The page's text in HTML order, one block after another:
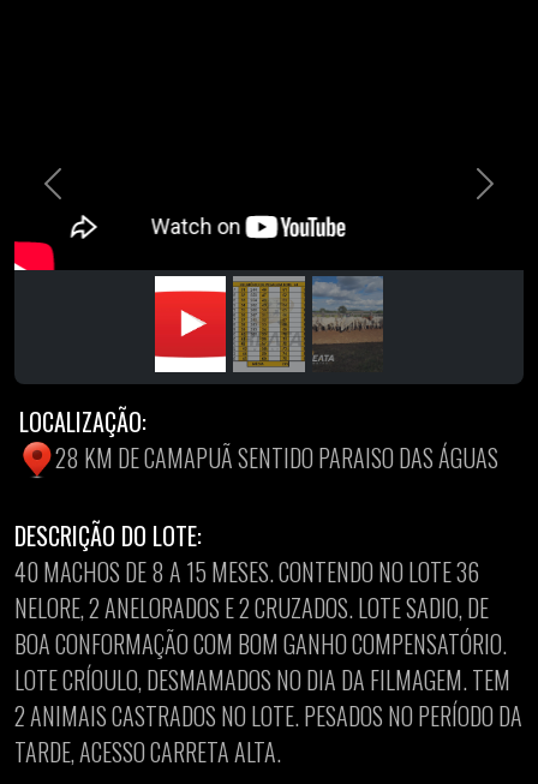
Previous Next
LOCALIZAÇÃO:
28 KM DE CAMAPUÃ SENTIDO PARAISO DAS ÁGUAS
DESCRIÇÃO DO LOTE:
40 MACHOS DE 8 A 15 MESES. CONTENDO NO LOTE 36
NELORE, 2 ANELORADOS E 2 CRUZADOS. LOTE SADIO, DE
BOA CONFORMAÇÃO COM BOM GANHO COMPENSATÓRIO.
LOTE CRÍOULO, DESMAMADOS NO DIA DA FILMAGEM. TEM
2 ANIMAIS CASTRADOS NO LOTE. PESADOS NO PERÍODO DA
TARDE, ACESSO CARRETA ALTA.